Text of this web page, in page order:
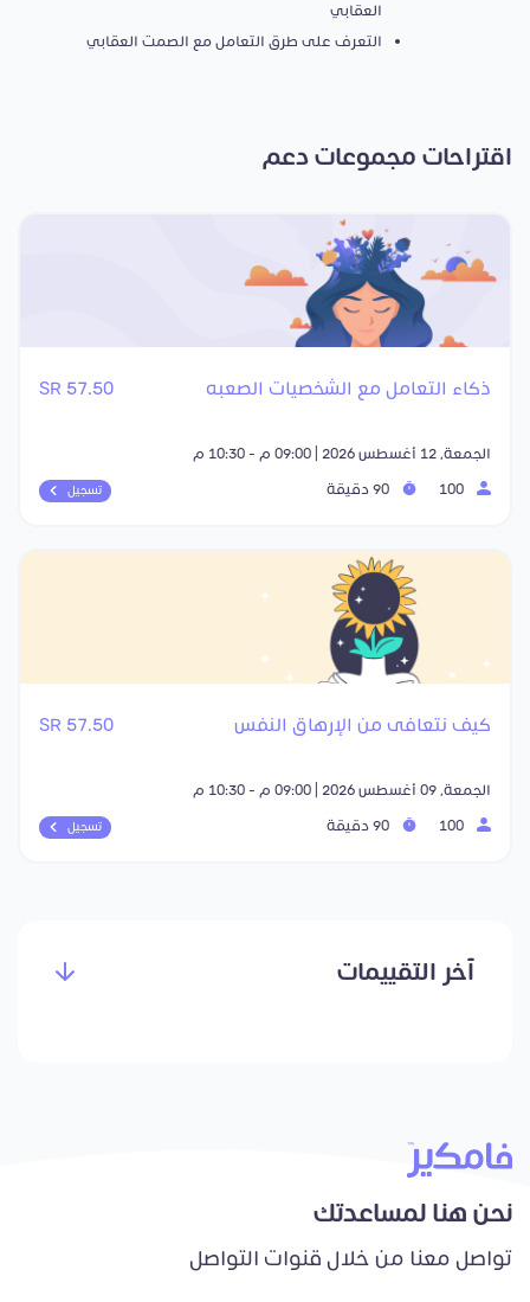
العقابي
التعرف على طرق التعامل مع الصمت العقابي
اقتراحات مجموعات دعم
ذكاء التعامل مع الشخصيات الصعبه 57.50 SR
الجمعة, 12 أغسطس 2026 | 09:00 م - 10:30 م
تسجيل
كيف نتعافى من الإرهاق النفس 57.50 SR
الجمعة, 09 أغسطس 2026 | 09:00 م - 10:30 م
تسجيل
آخر التقييمات
نحن هنا لمساعدتك
تواصل معنا من خلال قنوات التواصل